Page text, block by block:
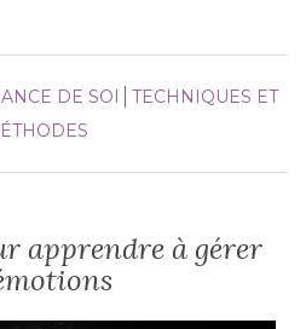
DE SOI
TECHNIQUES ET
apprendre à gérer